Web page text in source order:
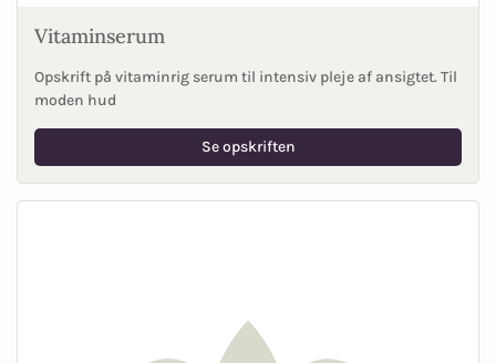
Vitaminserum
Opskrift på vitaminrig serum til intensiv pleje af ansigtet. Til
moden hud
Se opskriften